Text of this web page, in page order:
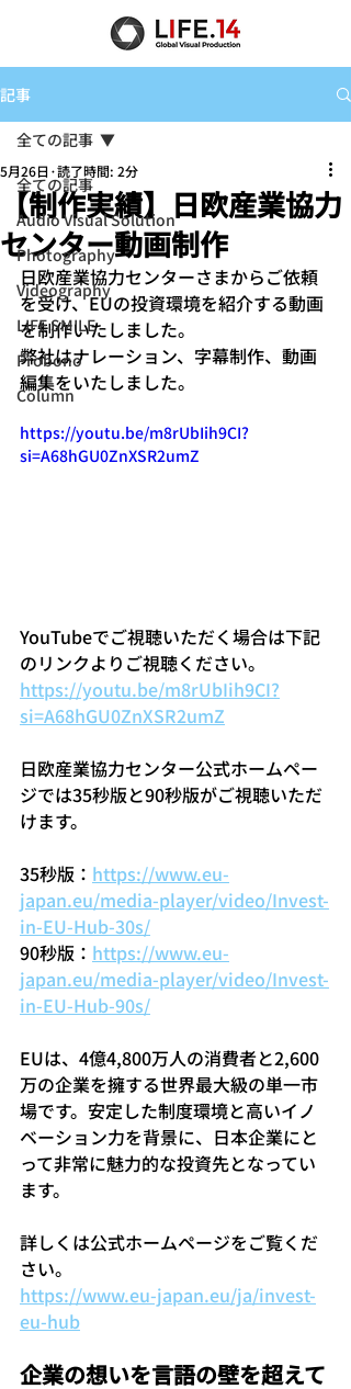
記事
全ての記事
Audio Visual Solution
Photography
Videography
LIFE SMILE
Probono
Column
全ての記事
【制作実績】日欧産業協力
センター動画制作
5月26日 読了時間: 2分
日欧産業協力センターさまからご依頼
を受け、EUの投資環境を紹介する動画
を制作いたしました。
弊社はナレーション、字幕制作、動画
編集をいたしました。
https://youtu.be/m8rUbIih9CI?
si=A68hGU0ZnXSR2umZ
YouTubeでご視聴いただく場合は下記
のリンクよりご視聴ください。
https://youtu.be/m8rUbIih9CI?
si=A68hGU0ZnXSR2umZ
日欧産業協力センター公式ホームペー
ジでは35秒版と90秒版がご視聴いただ
けます。
35秒版： https://www.eu-
japan.eu/media-player/video/Invest-
in-EU-Hub-30s/
90秒版： https://www.eu-
japan.eu/media-player/video/Invest-
in-EU-Hub-90s/
EUは、4億4,800万人の消費者と2,600
万の企業を擁する世界最大級の単一市
場です。安定した制度環境と高いイノ
ベーション力を背景に、日本企業にと
って非常に魅力的な投資先となってい
ます。
詳しくは公式ホームページをご覧くだ
さい。
https://www.eu-japan.eu/ja/invest-
eu-hub
企業の想いを言語の壁を超えて